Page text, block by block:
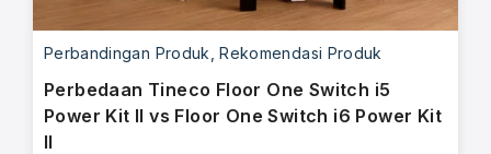
Perbandingan Produk ,Rekomendasi Produk
Perbedaan Tineco Floor One Switch i5
Power Kit II vs Floor One Switch i6 Power Kit
II